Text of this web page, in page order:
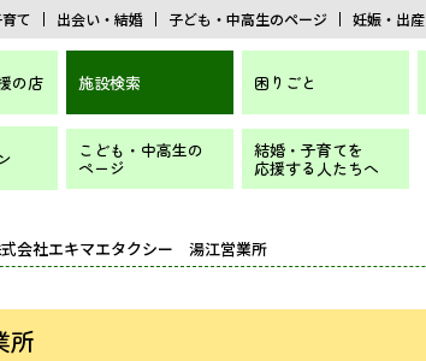
て 出会い・結婚 子ども・中高生のページ 妊娠・出産
の店 施設検索 困りごと
こども・中高生の
ページ
結婚・子育てを
応援する人たちへ
会社エキマエタクシー 湯江営業所
所